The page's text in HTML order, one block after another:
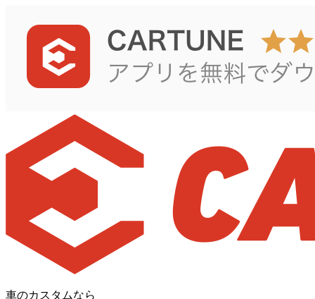
車のカスタムなら